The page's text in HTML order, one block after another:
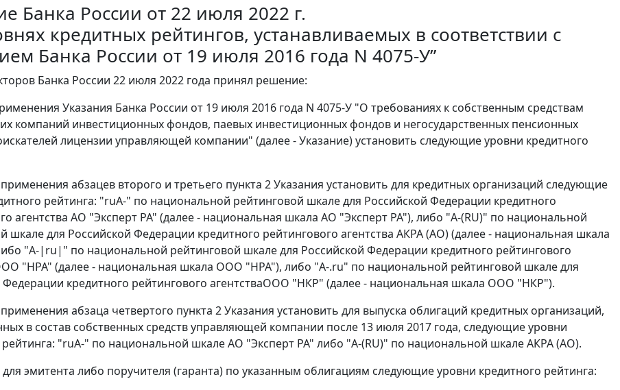
Банка России от 22 июля 2022 г.
кредитных рейтингов, устанавливаемых в соответствии с
Банка России от 19 июля 2016 года N 4075-У”
Банка России 22 июля 2022 года принял решение:
Указания Банка России от 19 июля 2016 года N 4075-У "О требованиях к собственным средствам
компаний инвестиционных фондов, паевых инвестиционных фондов и негосударственных пенсионных
лицензии управляющей компании" (далее - Указание) установить следующие уровни кредитного
абзацев второго и третьего пункта 2 Указания установить для кредитных организаций следующие
рейтинга: "ruA-" по национальной рейтинговой шкале для Российской Федерации кредитного
агентства АО "Эксперт РА" (далее - национальная шкала АО "Эксперт РА"), либо "A-(RU)" по национальной
шкале для Российской Федерации кредитного рейтингового агентства АКРА (АО) (далее - национальная шкала
"A-|ru|" по национальной рейтинговой шкале для Российской Федерации кредитного рейтингового
"НРА" (далее - национальная шкала ООО "НРА"), либо "A-.ru" по национальной рейтинговой шкале для
Федерации кредитного рейтингового агентстваООО "НКР" (далее - национальная шкала ООО "НКР").
абзаца четвертого пункта 2 Указания установить для выпуска облигаций кредитных организаций,
в состав собственных средств управляющей компании после 13 июля 2017 года, следующие уровни
рейтинга: "ruA-" по национальной шкале АО "Эксперт РА" либо "A-(RU)" по национальной шкале АКРА (АО).
эмитента либо поручителя (гаранта) по указанным облигациям следующие уровни кредитного рейтинга: